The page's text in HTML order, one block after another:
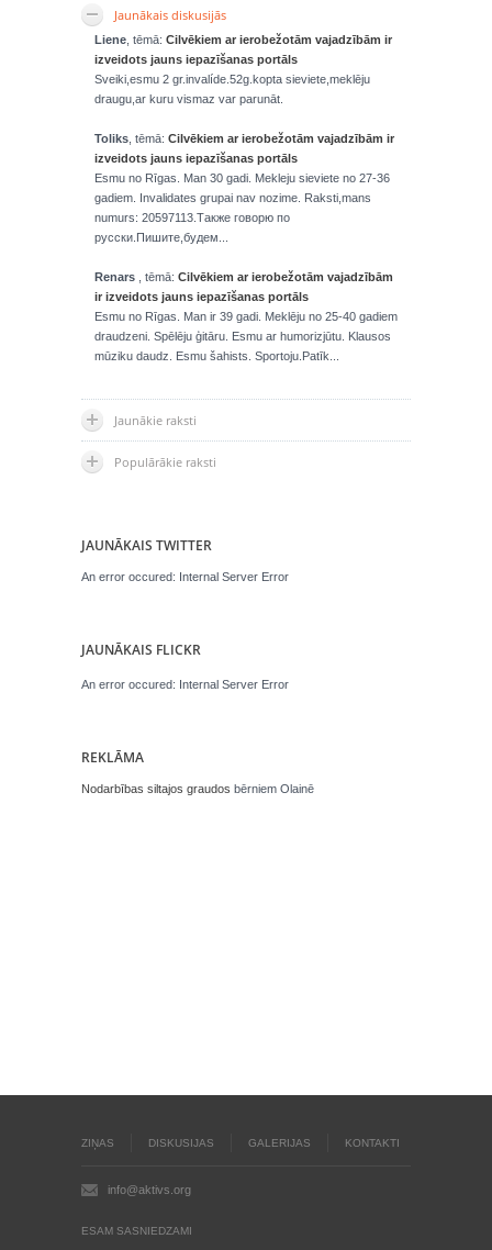
Jaunākais diskusijās
Liene , tēmā: Cilvēkiem ar ierobežotām vajadzībām ir
izveidots jauns iepazīšanas portāls
Sveiki,esmu 2 gr.invalíde.52g.kopta sieviete,meklēju
draugu,ar kuru vismaz var parunāt.
Toliks , tēmā: Cilvēkiem ar ierobežotām vajadzībām ir
izveidots jauns iepazīšanas portāls
Esmu no Rīgas. Man 30 gadi. Mekleju sieviete no 27-36
gadiem. Invalidates grupai nav nozime. Raksti,mans
numurs: 20597113.Также говорю по
русски.Пишите,будем...
Renars , tēmā: Cilvēkiem ar ierobežotām vajadzībām
ir izveidots jauns iepazīšanas portāls
Esmu no Rīgas. Man ir 39 gadi. Meklēju no 25-40 gadiem
draudzeni. Spēlēju ģitāru. Esmu ar humorizjūtu. Klausos
mūziku daudz. Esmu šahists. Sportoju.Patīk...
Jaunākie raksti
Populārākie raksti
JAUNĀKAIS TWITTER
An error occured: Internal Server Error
JAUNĀKAIS FLICKR
An error occured: Internal Server Error
REKLĀMA
Nodarbības siltajos graudos bērniem Olainē
ZIŅAS DISKUSIJAS GALERIJAS KONTAKTI
info@aktivs.org
ESAM SASNIEDZAMI